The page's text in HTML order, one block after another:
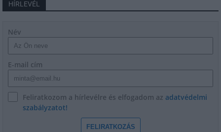
HÍRLEVÉL
Név
E-mail cím
Feliratkozom a hírlevélre és elfogadom az adatvédelmi
szabályzatot!
FELIRATKOZÁS